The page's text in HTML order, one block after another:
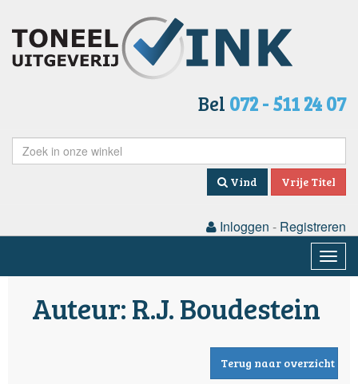
Bel 072 - 511 24 07
Vind Vrije Titel
Inloggen - Registreren
Auteur: R.J. Boudestein
Terug naar overzicht